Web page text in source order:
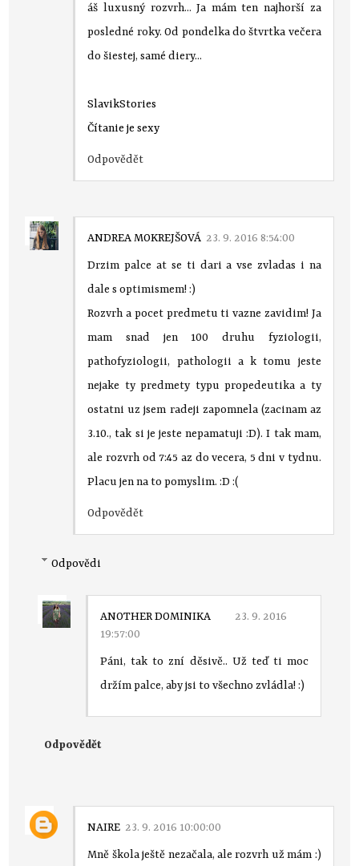
áš luxusný rozvrh... Ja mám ten najhorší za
posledné roky. Od pondelka do štvrtka večera
do šiestej, samé diery...
SlavikStories
Čítanie je sexy
Odpovědět
ANDREA MOKREJŠOVÁ 23. 9. 2016 8:54:00
Drzim palce at se ti dari a vse zvladas i na
dale s optimismem! :)
Rozvrh a pocet predmetu ti vazne zavidim! Ja
mam snad jen 100 druhu fyziologii,
pathofyziologii, pathologii a k tomu jeste
nejake ty predmety typu propedeutika a ty
ostatni uz jsem radeji zapomnela (zacinam az
3.10., tak si je jeste nepamatuji :D). I tak mam,
ale rozvrh od 7:45 az do vecera, 5 dni v tydnu.
Placu jen na to pomyslim. :D :(
Odpovědět
Odpovědi
ANOTHER DOMINIKA
23. 9. 2016
19:57:00
Páni, tak to zní děsivě.. Už teď ti moc
držím palce, aby jsi to všechno zvládla! :)
Odpovědět
NAIRE 23. 9. 2016 10:00:00
Mně škola ještě nezačala, ale rozvrh už mám :)